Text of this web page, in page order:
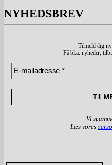
NYHEDSBREV
Tilmeld dig
Få bl.a. nyheder,
Vi
Læs vores